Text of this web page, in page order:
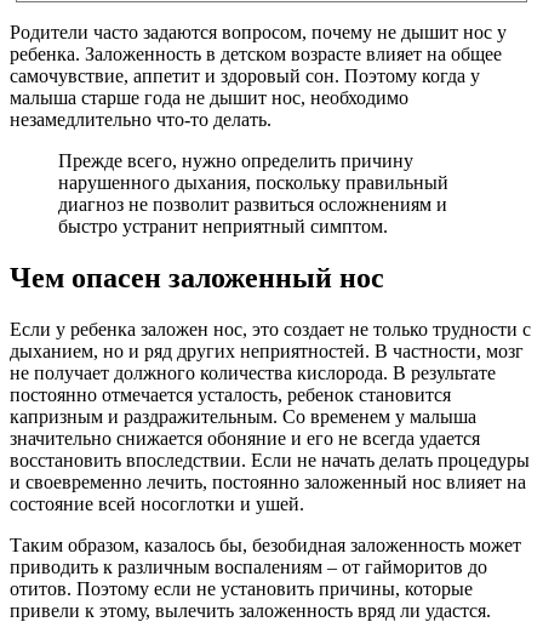
Родители часто задаются вопросом, почему не дышит нос у
ребенка. Заложенность в детском возрасте влияет на общее
самочувствие, аппетит и здоровый сон. Поэтому когда у
малыша старше года не дышит нос, необходимо
незамедлительно что-то делать.
Прежде всего, нужно определить причину
нарушенного дыхания, поскольку правильный
диагноз не позволит развиться осложнениям и
быстро устранит неприятный симптом.
Чем опасен заложенный нос
Если у ребенка заложен нос, это создает не только трудности с
дыханием, но и ряд других неприятностей. В частности, мозг
не получает должного количества кислорода. В результате
постоянно отмечается усталость, ребенок становится
капризным и раздражительным. Со временем у малыша
значительно снижается обоняние и его не всегда удается
восстановить впоследствии. Если не начать делать процедуры
и своевременно лечить, постоянно заложенный нос влияет на
состояние всей носоглотки и ушей.
Таким образом, казалось бы, безобидная заложенность может
приводить к различным воспалениям – от гайморитов до
отитов. Поэтому если не установить причины, которые
привели к этому, вылечить заложенность вряд ли удастся.